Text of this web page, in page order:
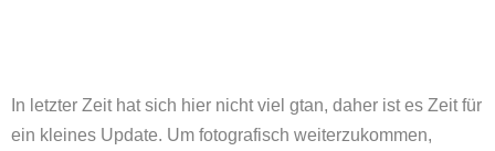
In letzter Zeit hat sich hier nicht viel gtan, daher ist es Zeit für
ein kleines Update. Um fotografisch weiterzukommen,